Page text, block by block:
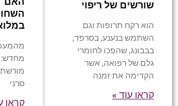
שורשים של ריפוי
הוא רקח תרופות וגם
השתמש בנענע, בסרפד,
בבבונג, שהפכו לחומרי
גלם של רפואה, אשר
הקדימה את זמנה
קראו עוד »
סרני
קראו